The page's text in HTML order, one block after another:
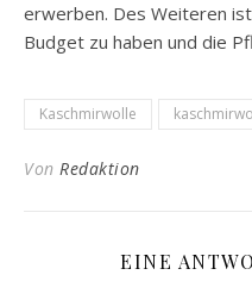
erwerben. Des Weiteren
Budget zu haben und die
Kaschmirwolle
Von Redaktion
EINE